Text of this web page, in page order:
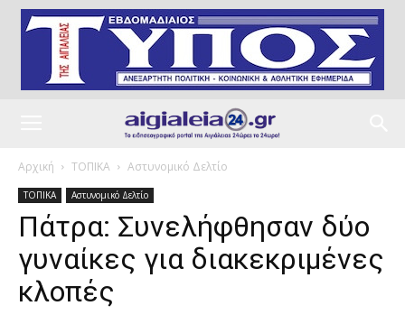
Αρχική ΤΟΠΙΚΑ Αστυνομικό Δελτίο
ΤΟΠΙΚΑ Αστυνομικό Δελτίο
Πάτρα: Συνελήφθησαν δύο
γυναίκες για διακεκριμένες
κλοπές